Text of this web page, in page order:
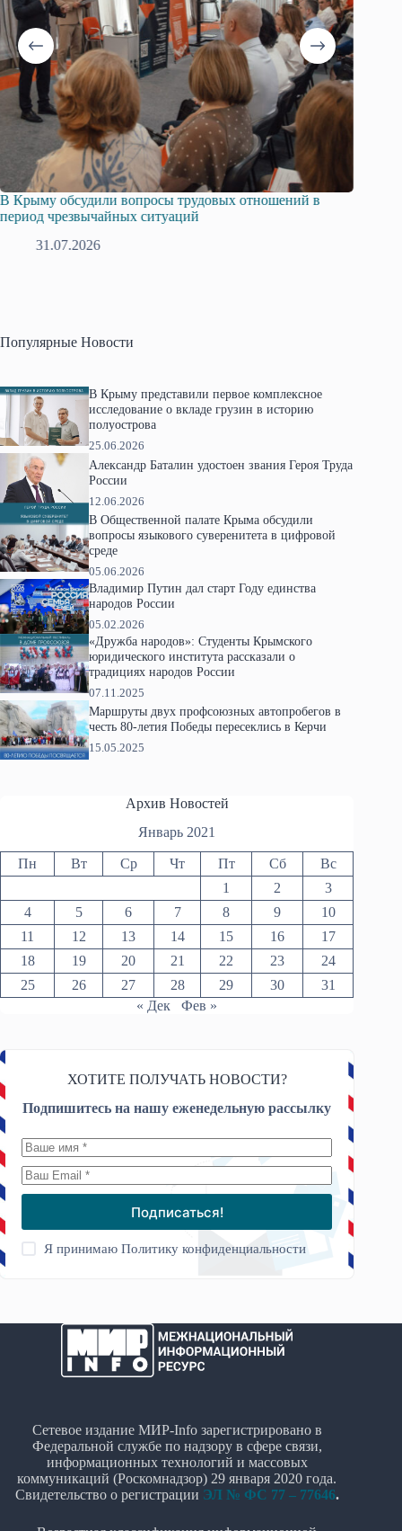
В Крыму обсудили вопросы трудовых отношений в
период чрезвычайных ситуаций
31.07.2026
Популярные Новости
В Крыму представили первое комплексное
исследование о вкладе грузин в историю
полуострова
25.06.2026
Александр Баталин удостоен звания Героя Труда
России
12.06.2026
В Общественной палате Крыма обсудили
вопросы языкового суверенитета в цифровой
среде
05.06.2026
Владимир Путин дал старт Году единства
народов России
05.02.2026
«Дружба народов»: Студенты Крымского
юридического института рассказали о
традициях народов России
07.11.2025
Маршруты двух профсоюзных автопробегов в
честь 80-летия Победы пересеклись в Керчи
15.05.2025
Архив Новостей
Январь 2021
Пн Вт Ср Чт Пт Сб
Вс
1
2
3
4
5 6 7 8 9
10
11
12 13 14 15 16
17
18
19 20 21 22 23
24
25
26 27 28 29 30
31
« Дек
Фев »
ХОТИТЕ ПОЛУЧАТЬ НОВОСТИ?
Подпишитесь на нашу еженедельную рассылку
Подписаться!
Я принимаюПолитику конфиденциальности
Сетевое издание МИР-Info зарегистрировано в
Федеральной службе по надзору в сфере связи,
информационных технологий и массовых
коммуникаций (Роскомнадзор) 29 января 2020 года.
Свидетельство о регистрации ЭЛ № ФС 77 – 77646.